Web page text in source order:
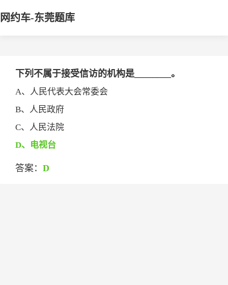
网约车-东莞题库
下列不属于接受信访的机构是________。
A、人民代表大会常委会
B、人民政府
C、人民法院
D、电视台
答案： D